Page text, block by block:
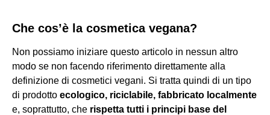
Che cos’è la cosmetica vegana?
Non possiamo iniziare questo articolo in nessun altro
modo se non facendo riferimento direttamente alla
definizione di cosmetici vegani. Si tratta quindi di un tipo
di prodotto ecologico, riciclabile, fabbricato localmente
e, soprattutto, che rispetta tutti i principi base del